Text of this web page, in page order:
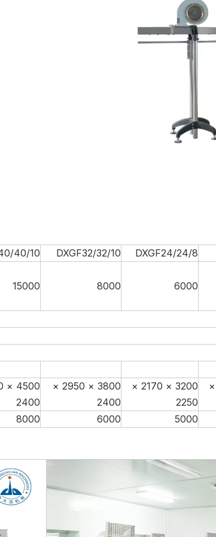
DXGF24/24/8
DXGF32/32/10
40/10
6000
8000
15000
2865 × 2170 ×
3200 × 2170 ×
2250
3800 × 2950 ×
2400
2400
5000
6000
8000